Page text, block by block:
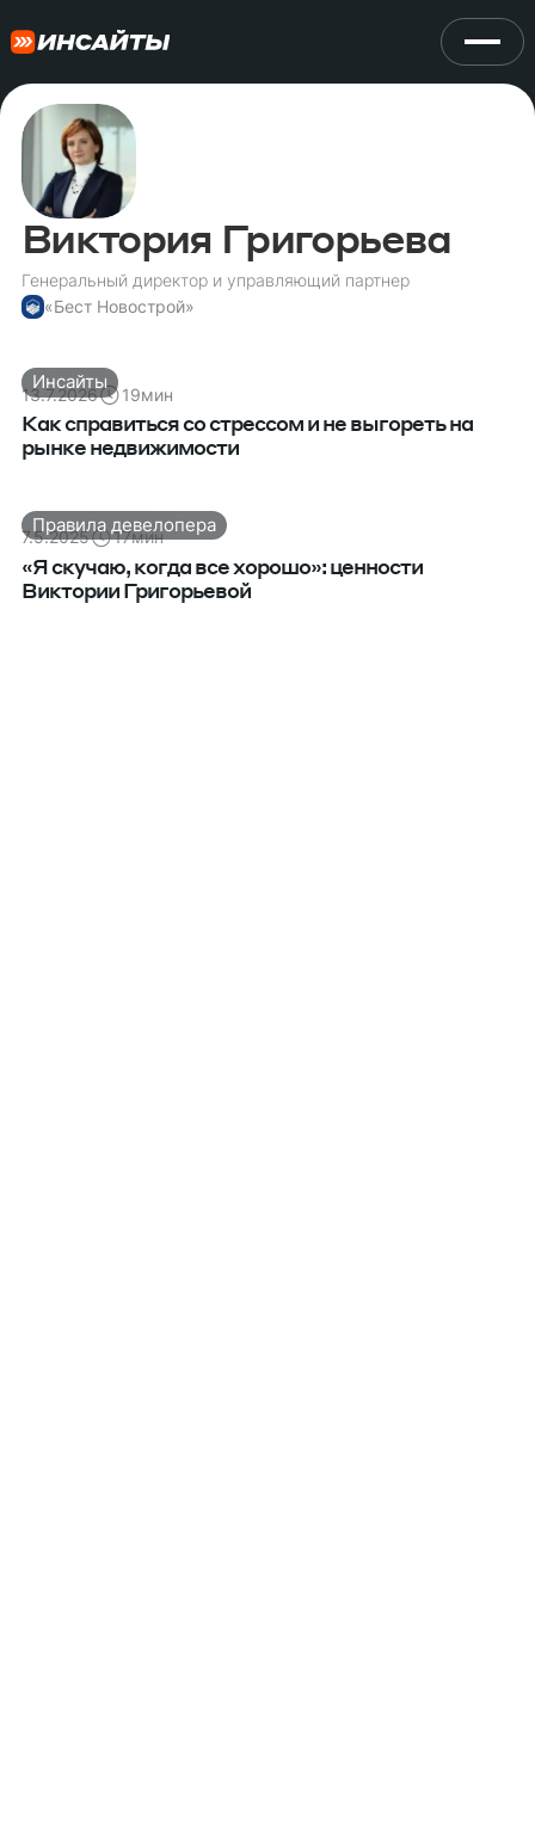
Виктория Григорьева
Генеральный директор и управляющий партнер
«Бест Новострой»
13.7.2026 19мин
Как справиться со стрессом и не выгореть на
рынке недвижимости
Инсайты
7.5.2025 17мин
«Я скучаю, когда все хорошо»: ценности
Виктории Григорьевой
Правила девелопера